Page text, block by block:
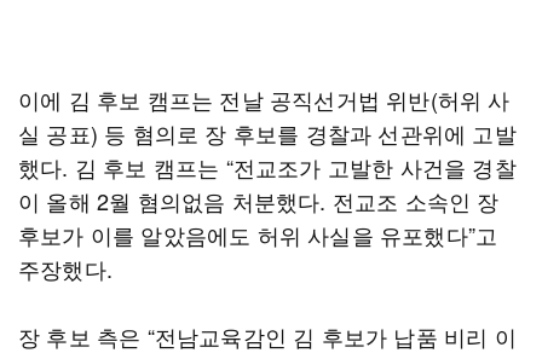
이에 김 후보 캠프는 전날 공직선거법 위반(허위 사
실 공표) 등 혐의로 장 후보를 경찰과 선관위에 고발
했다. 김 후보 캠프는 “전교조가 고발한 사건을 경찰
이 올해 2월 혐의없음 처분했다. 전교조 소속인 장
후보가 이를 알았음에도 허위 사실을 유포했다”고
주장했다.
장 후보 측은 “전남교육감인 김 후보가 납품 비리 이